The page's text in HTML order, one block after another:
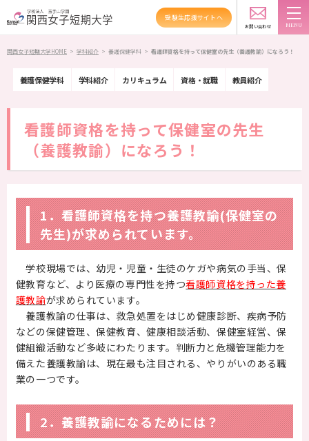
受験生応援サイトへ
お問い合わせ
スクールバス アクセス 資料請求
大学紹介
資格・就職
高大連携・地域連携
入試情報
受験生の方へ
在学生の方へ
保護者の方へ
卒業生の方へ
企業の方へ
地域・一般の方へ
学科紹介
FACULTY
関西女子短期大学HOME > 学科紹介 > 養護保健学科 > 看護師資格を持って保健室の先生（養護教諭）になろう！
養護保健学科 学科紹介 カリキュラム 資格・就職 教員紹介
看護師資格を持って保健室の先生
（養護教諭）になろう！
1．看護師資格を持つ養護教諭(保健室の
先生)が求められています。
学校現場では、幼児・児童・生徒のケガや病気の手当、保
健教育など、より医療の専門性を持つ看護師資格を持った養
護教諭が求められています。
養護教諭の仕事は、救急処置をはじめ健康診断、疾病予防
などの保健管理、保健教育、健康相談活動、保健室経営、保
健組織活動など多岐にわたります。判断力と危機管理能力を
備えた養護教諭は、現在最も注目される、やりがいのある職
業の一つです。
2．養護教諭になるためには？